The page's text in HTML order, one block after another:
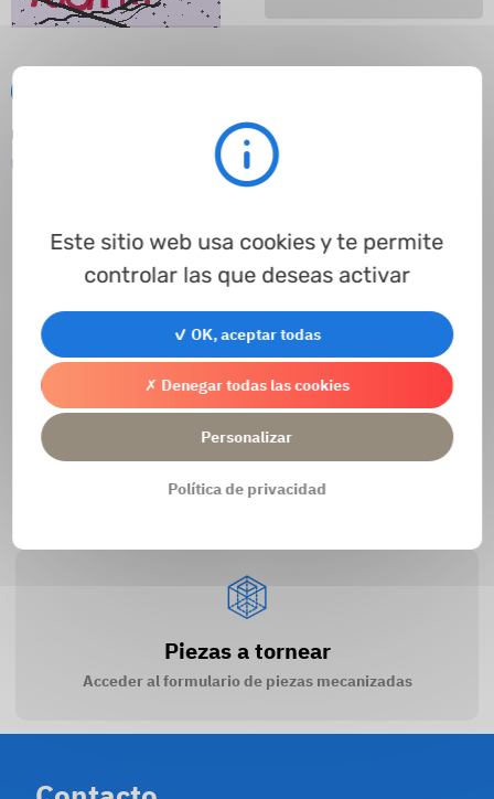
Este sitio web está protegido por reCAPTCHA y se aplican
privacidad
Condiciones del servicio de Google
Contacto
FAQ
Acceso a preguntas y respuestas
Piezas a tornear
Acceder al formulario de piezas mecanizadas
Este sitio web usa cookies y te permite
controlar las que deseas activar
✓ OK, aceptar todas
✗ Denegar todas las cookies
Personalizar
Política de privacidad